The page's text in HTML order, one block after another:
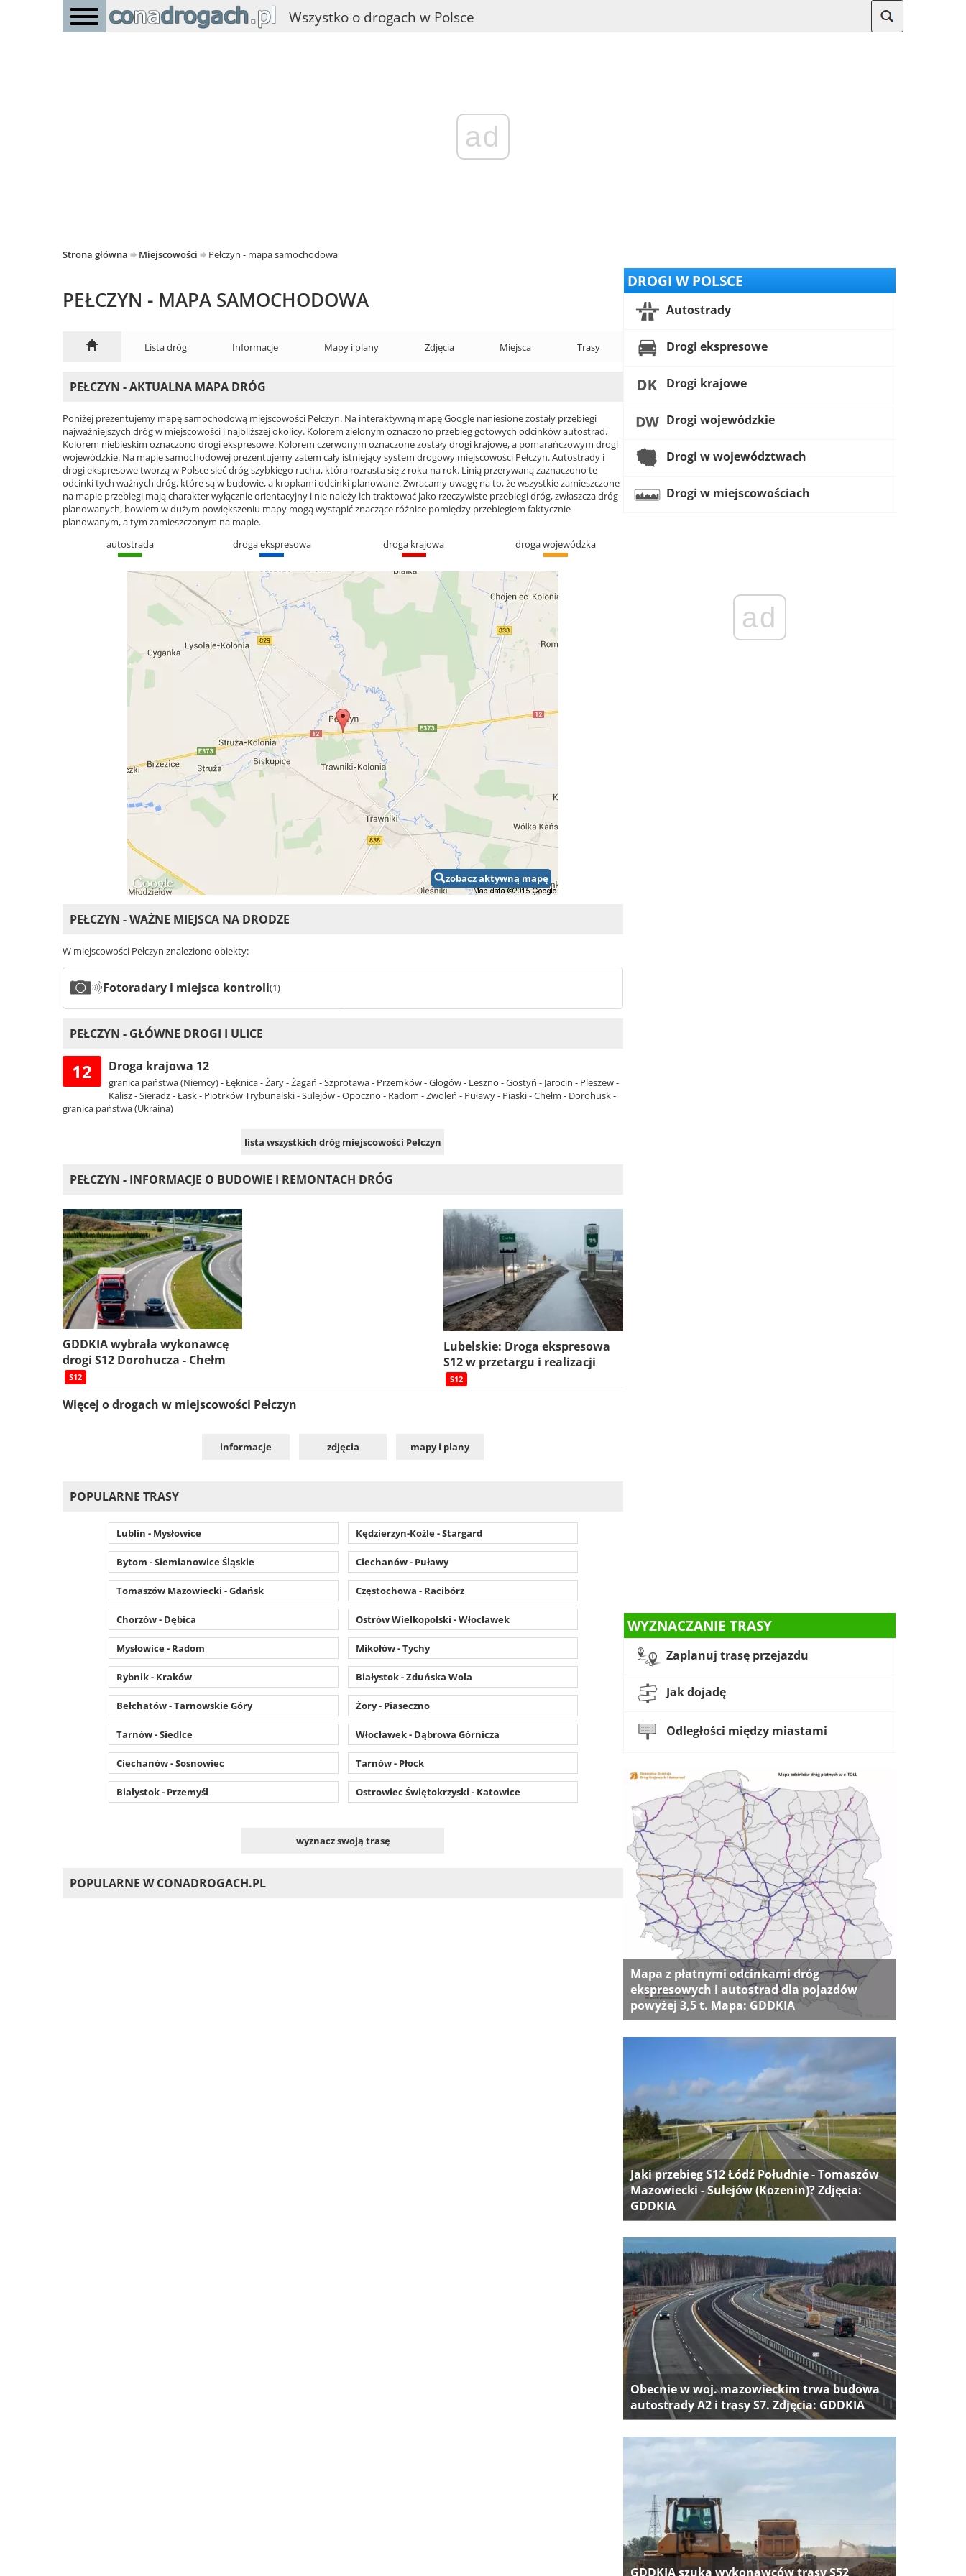
Wszystko o drogach w Polsce
ad
Strona główna Miejscowości Pełczyn - mapa samochodowa
PEŁCZYN - MAPA SAMOCHODOWA
Lista dróg Informacje Mapy i plany Zdjęcia Miejsca Trasy
PEŁCZYN - AKTUALNA MAPA DRÓG
Poniżej prezentujemy mapę samochodową miejscowości Pełczyn. Na interaktywną mapę Google naniesione zostały przebiegi
najważniejszych dróg w miejscowości i najbliższej okolicy. Kolorem zielonym oznaczono przebieg gotowych odcinków autostrad.
Kolorem niebieskim oznaczono drogi ekspresowe. Kolorem czerwonym oznaczone zostały drogi krajowe, a pomarańczowym drogi
wojewódzkie. Na mapie samochodowej prezentujemy zatem cały istniejący system drogowy miejscowości Pełczyn. Autostrady i
drogi ekspresowe tworzą w Polsce sieć dróg szybkiego ruchu, która rozrasta się z roku na rok. Linią przerywaną zaznaczono te
odcinki tych ważnych dróg, które są w budowie, a kropkami odcinki planowane. Zwracamy uwagę na to, że wszystkie zamieszczone
na mapie przebiegi mają charakter wyłącznie orientacyjny i nie należy ich traktować jako rzeczywiste przebiegi dróg, zwłaszcza dróg
planowanych, bowiem w dużym powiększeniu mapy mogą wystąpić znaczące różnice pomiędzy przebiegiem faktycznie
planowanym, a tym zamieszczonym na mapie.
autostrada
droga ekspresowa droga krajowa droga wojewódzka
zobacz aktywną mapę
PEŁCZYN - WAŻNE MIEJSCA NA DRODZE
W miejscowości Pełczyn znaleziono obiekty:
Fotoradary i miejsca kontroli(1)
PEŁCZYN - GŁÓWNE DROGI I ULICE
12 Droga krajowa 12
granica państwa (Niemcy) - Łęknica - Żary - Żagań - Szprotawa - Przemków - Głogów - Leszno - Gostyń - Jarocin - Pleszew -
Kalisz - Sieradz - Łask - Piotrków Trybunalski - Sulejów - Opoczno - Radom - Zwoleń - Puławy - Piaski - Chełm - Dorohusk -
granica państwa (Ukraina)
lista wszystkich dróg miejscowości Pełczyn
PEŁCZYN - INFORMACJE O BUDOWIE I REMONTACH DRÓG
GDDKIA wybrała wykonawcę
drogi S12 Dorohucza - Chełm
S12
Lubelskie: Droga ekspresowa
S12 w przetargu i realizacji
S12
Więcej o drogach w miejscowości Pełczyn
informacje zdjęcia mapy i plany
POPULARNE TRASY
Lublin - Mysłowice Kędzierzyn-Koźle - Stargard
Bytom - Siemianowice Śląskie Ciechanów - Puławy
Tomaszów Mazowiecki - Gdańsk Częstochowa - Racibórz
Chorzów - Dębica Ostrów Wielkopolski - Włocławek
Mysłowice - Radom Mikołów - Tychy
Rybnik - Kraków Białystok - Zduńska Wola
Bełchatów - Tarnowskie Góry Żory - Piaseczno
Tarnów - Siedlce Włocławek - Dąbrowa Górnicza
Ciechanów - Sosnowiec Tarnów - Płock
Białystok - Przemyśl Ostrowiec Świętokrzyski - Katowice
wyznacz swoją trasę
POPULARNE W CONADROGACH.PL
DROGI W POLSCE
Autostrady
Drogi ekspresowe
Drogi krajowe
Drogi wojewódzkie
Drogi w województwach
Drogi w miejscowościach
ad
WYZNACZANIE TRASY
Zaplanuj trasę przejazdu
Jak dojadę
Odległości między miastami
Mapa z płatnymi odcinkami dróg
ekspresowych i autostrad dla pojazdów
powyżej 3,5 t. Mapa: GDDKIA
Jaki przebieg S12 Łódź Południe - Tomaszów
Mazowiecki - Sulejów (Kozenin)? Zdjęcia:
GDDKIA
Obecnie w woj. mazowieckim trwa budowa
autostrady A2 i trasy S7. Zdjęcia: GDDKIA
GDDKIA szuka wykonawców trasy S52